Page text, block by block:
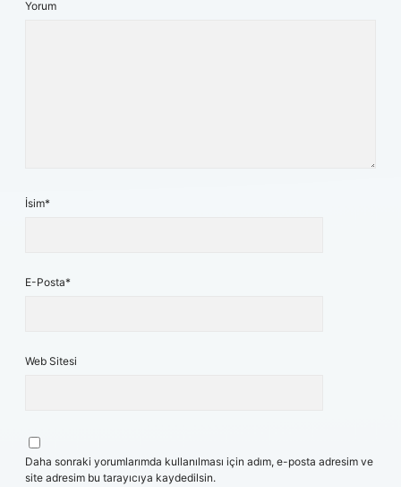
Yorum
İsim*
E-Posta*
Web Sitesi
Daha sonraki yorumlarımda kullanılması için adım, e-posta adresim ve
site adresim bu tarayıcıya kaydedilsin.